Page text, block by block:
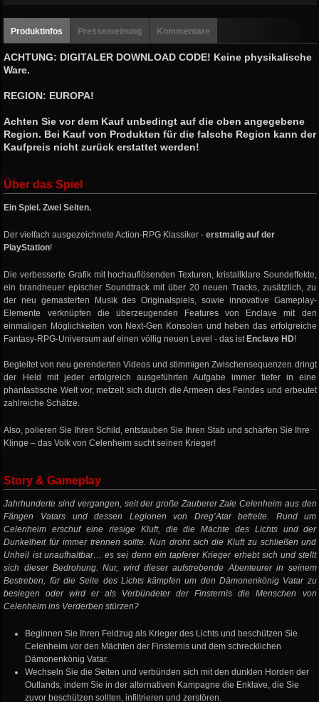
Produktinfos Pressemeinung Kommentare
ACHTUNG: DIGITALER DOWNLOAD CODE! Keine physikalische
Ware.
REGION: EUROPA!
Achten Sie vor dem Kauf unbedingt auf die oben angegebene
Region. Bei Kauf von Produkten für die falsche Region kann der
Kaufpreis nicht zurück erstattet werden!
Über das Spiel
Ein Spiel. Zwei Seiten.
Der vielfach ausgezeichnete Action-RPG Klassiker -erstmalig auf der
PlayStation!
Die verbesserte Grafik mit hochauflösenden Texturen, kristallklare Soundeffekte,
ein brandneuer epischer Soundtrack mit über 20 neuen Tracks, zusätzlich, zu
der neu gemasterten Musik des Originalspiels, sowie innovative Gameplay-
Elemente verknüpfen die überzeugenden Features von Enclave mit den
einmaligen Möglichkeiten von Next-Gen Konsolen und heben das erfolgreiche
Fantasy-RPG-Universum auf einen völlig neuen Level - das ist Enclave HD!
Begleitet von neu gerenderten Videos und stimmigen Zwischensequenzen dringt
der Held mit jeder erfolgreich ausgeführten Aufgabe immer tiefer in eine
phantastische Welt vor, metzelt sich durch die Armeen des Feindes und erbeutet
zahlreiche Schätze.
Also, polieren Sie Ihren Schild, entstauben Sie Ihren Stab und schärfen Sie Ihre
Klinge – das Volk von Celenheim sucht seinen Krieger!
Story & Gameplay
Jahrhunderte sind vergangen, seit der große Zauberer Zale Celenheim aus den
Fängen Vatars und dessen Legionen von Dreg’Atar befreite. Rund um
Celenheim erschuf eine riesige Kluft, die die Mächte des Lichts und der
Dunkelheit für immer trennen sollte. Nun droht sich die Kluft zu schließen und
Unheil ist unaufhaltbar… es sei denn ein tapferer Krieger erhebt sich und stellt
sich dieser Bedrohung. Nur, wird dieser aufstrebende Abenteurer in seinem
Bestreben, für die Seite des Lichts kämpfen um den Dämonenkönig Vatar zu
besiegen oder wird er als Verbündeter der Finsternis die Menschen von
Celenheim ins Verderben stürzen?
Beginnen Sie Ihren Feldzug als Krieger des Lichts und beschützen Sie
Celenheim vor den Mächten der Finsternis und dem schrecklichen
Dämonenkönig Vatar.
Wechseln Sie die Seiten und verbünden sich mit den dunklen Horden der
Outlands, indem Sie in der alternativen Kampagne die Enklave, die Sie
zuvor beschützen sollten, infiltrieren und zerstören.